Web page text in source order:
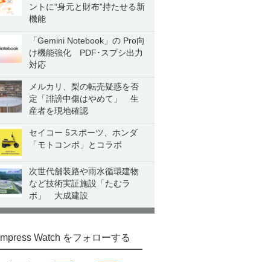
ントに“身元と財布”持たせる新
機能
「Gemini Notebook」の Pro向
け機能強化 PDF･スプシ出力
対応
メルカリ、梨の転売疑惑を否
定「誹謗中傷はやめて」 生
産者を現地確認
セイコー 5スポーツ、ホンダ
「モトコンポ」とコラボ
次世代舗装路や雨水循環建物
など技術実証施設「たむラ
ボ」 大成建設
Impress Watch をフォローする